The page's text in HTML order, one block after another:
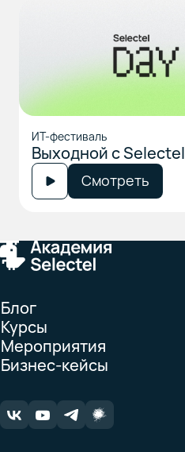
ИТ-фестиваль
Выходной с Selectel
Смотреть
Блог
Курсы
Мероприятия
Бизнес-кейсы